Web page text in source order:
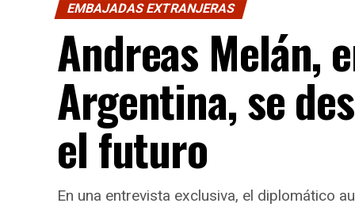
EMBAJADAS EXTRANJERAS
Andreas Melán,
Argentina, se
el futuro
En una entrevista exclusiva, el diplomático